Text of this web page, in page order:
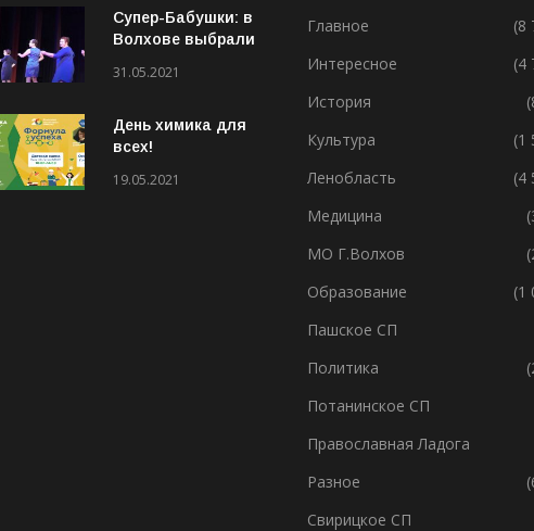
Супер-Бабушки: в
Волхове выбрали
(ВИДЕО)
31.05.2021
День химика для
всех!
19.05.2021
Главное
(8
Интересное
(4
История
Культура
(1
Ленобласть
(4
Медицина
МО Г.Волхов
Образование
(1
Пашское СП
Политика
Потанинское СП
Православная Ладога
Разное
Свирицкое СП